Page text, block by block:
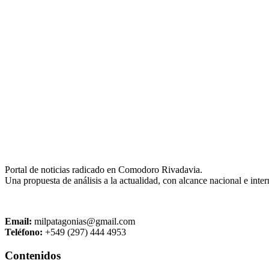
Portal de noticias radicado en Comodoro Rivadavia.
Una propuesta de análisis a la actualidad, con alcance nacional e
Email: milpatagonias@gmail.com
Teléfono: +549 (297) 444 4953
Contenidos